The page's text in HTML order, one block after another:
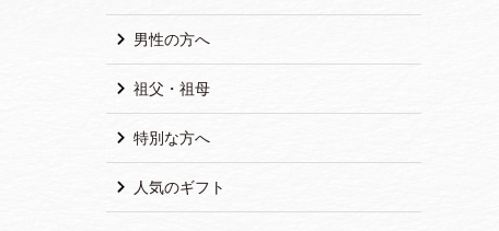
男性の方へ
祖父・祖母
特別な方へ
人気のギフト